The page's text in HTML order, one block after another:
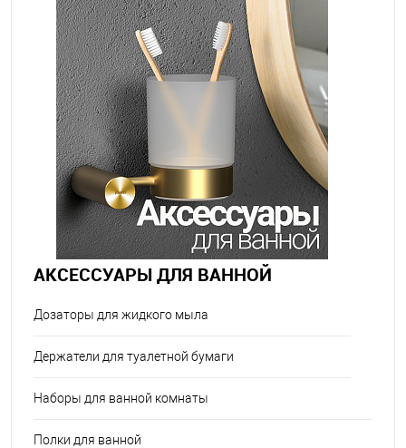
АКСЕССУАРЫ ДЛЯ ВАННОЙ
Дозаторы для жидкого мыла
Держатели для туалетной бумаги
Наборы для ванной комнаты
Полки для ванной